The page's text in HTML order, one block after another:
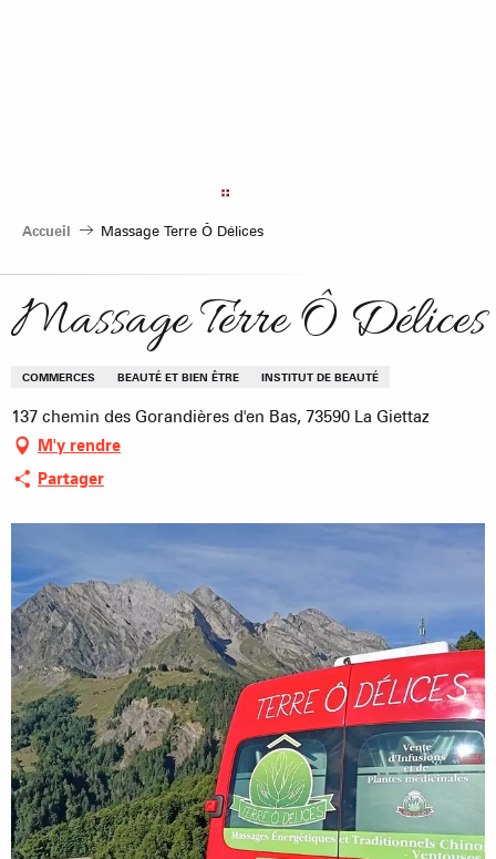
Accueil Massage Terre Ô Délices
Massage Terre Ô Délices
COMMERCES BEAUTÉ ET BIEN ÊTRE INSTITUT DE BEAUTÉ
137 chemin des Gorandières d'en Bas, 73590 La Giettaz
M'y rendre
Partager